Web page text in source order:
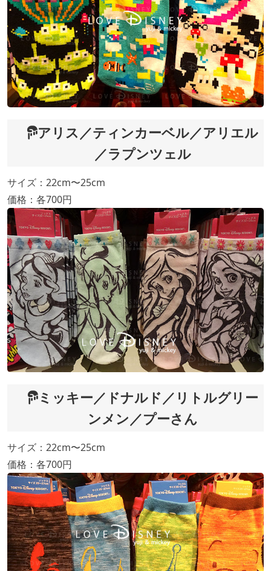
アリス／ティンカーベル／アリエル
／ラプンツェル
サイズ：22cm〜25cm
価格：各700円
ミッキー／ドナルド／リトルグリー
ンメン／プーさん
サイズ：22cm〜25cm
価格：各700円